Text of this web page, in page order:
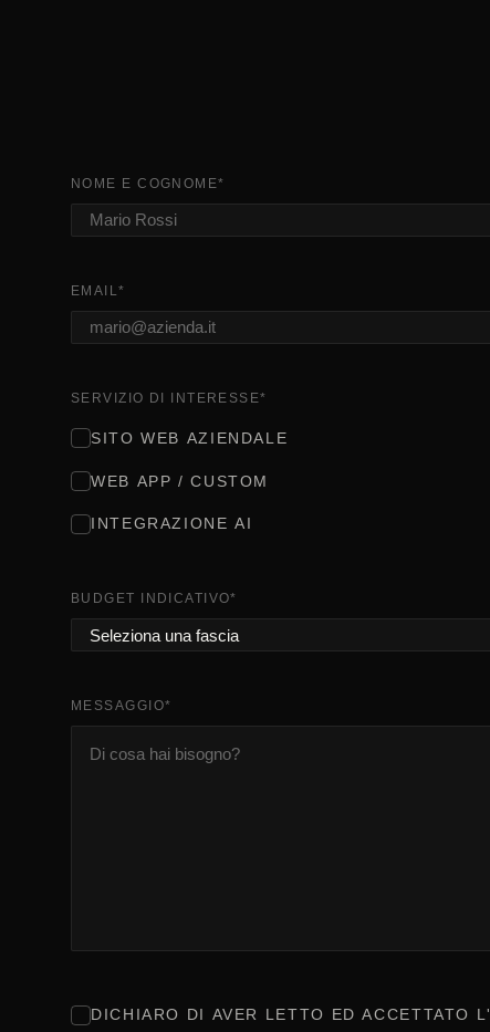
NOME E COGNOME*
EMAIL*
SERVIZIO DI INTERESSE*
SITO WEB AZIENDALE
WEB APP / CUSTOM
INTEGRAZIONE AI
BUDGET INDICATIVO*
MESSAGGIO*
CONSENSO*
DICHIARO DI AVER LETTO ED ACCETTATO L'